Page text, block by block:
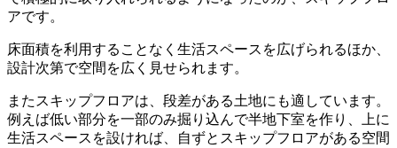
アです。
床面積を利用することなく生活スペースを広げられるほか、
設計次第で空間を広く見せられます。
またスキップフロアは、段差がある土地にも適しています。
例えば低い部分を一部のみ掘り込んで半地下室を作り、上に
生活スペースを設ければ、自ずとスキップフロアがある空間